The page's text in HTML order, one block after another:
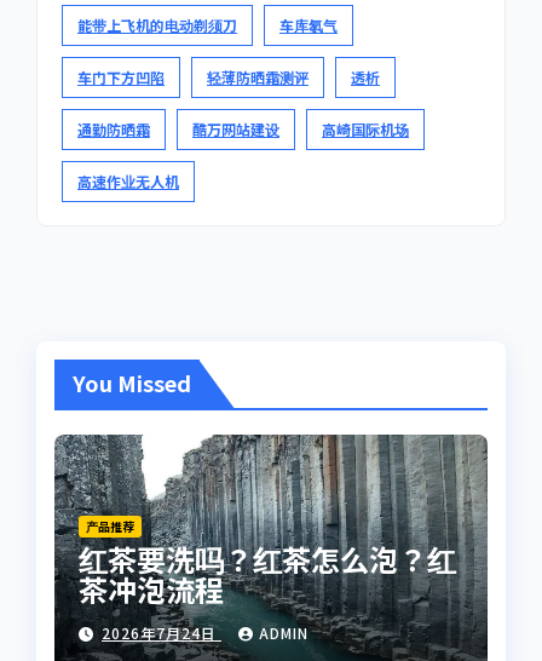
能带上飞机的电动剃须刀 车库氡气
车门下方凹陷 轻薄防晒霜测评 透析
通勤防晒霜 酷万网站建设 高崎国际机场
高速作业无人机
You Missed
产品推荐
红茶要洗吗？红茶怎么泡？红
茶冲泡流程
2026年7月24日 ADMIN